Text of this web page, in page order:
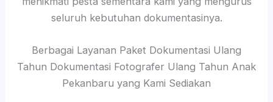
seluruh kebutuhan dokumentasinya.
Berbagai Layanan Paket Dokumentasi Ulang
Tahun Dokumentasi Fotografer Ulang Tahun Anak
Pekanbaru yang Kami Sediakan